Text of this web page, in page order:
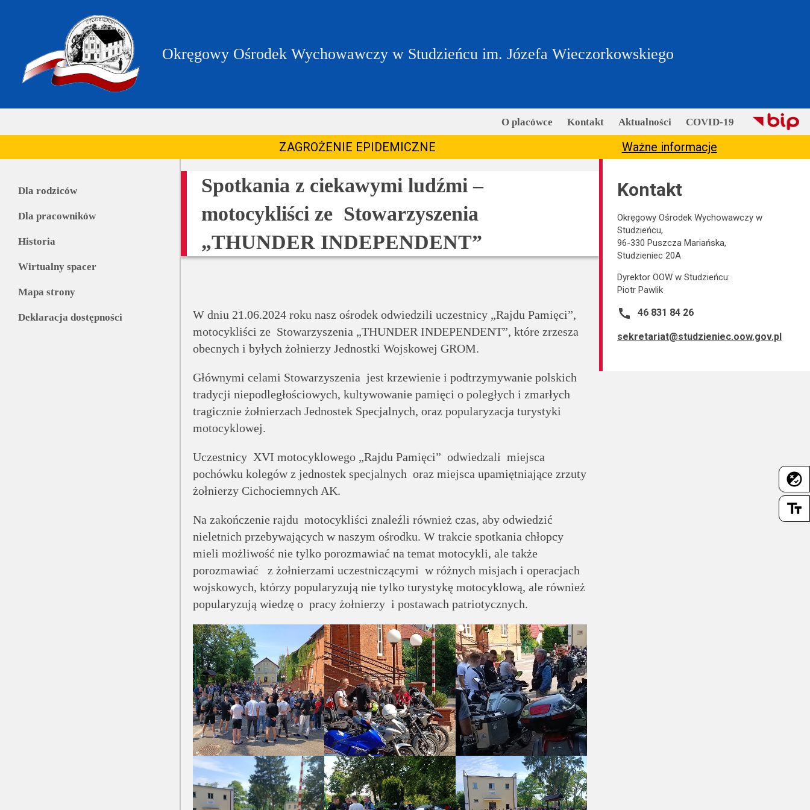
flaky
text_fields
Okręgowy Ośrodek Wychowawczy w Studzieńcu im. Józefa Wieczorkowskiego
O placówce Kontakt Aktualności COVID-19
ZAGROŻENIE EPIDEMICZNE Ważne informacje
Dla rodziców
Dla pracowników
Historia
Wirtualny spacer
Mapa strony
Deklaracja dostępności
Spotkania z ciekawymi ludźmi –
motocykliści ze Stowarzyszenia
„THUNDER INDEPENDENT”
W dniu 21.06.2024 roku nasz ośrodek odwiedzili uczestnicy „Rajdu Pamięci”,
motocykliści ze Stowarzyszenia „THUNDER INDEPENDENT”, które zrzesza
obecnych i byłych żołnierzy Jednostki Wojskowej GROM.
Głównymi celami Stowarzyszenia jest krzewienie i podtrzymywanie polskich
tradycji niepodległościowych, kultywowanie pamięci o poległych i zmarłych
tragicznie żołnierzach Jednostek Specjalnych, oraz popularyzacja turystyki
motocyklowej.
Uczestnicy XVI motocyklowego „Rajdu Pamięci” odwiedzali miejsca
pochówku kolegów z jednostek specjalnych oraz miejsca upamiętniające zrzuty
żołnierzy Cichociemnych AK.
Na zakończenie rajdu motocykliści znaleźli również czas, aby odwiedzić
nieletnich przebywających w naszym ośrodku. W trakcie spotkania chłopcy
mieli możliwość nie tylko porozmawiać na temat motocykli, ale także
porozmawiać z żołnierzami uczestniczącymi w różnych misjach i operacjach
wojskowych, którzy popularyzują nie tylko turystykę motocyklową, ale również
popularyzują wiedzę o pracy żołnierzy i postawach patriotycznych.
Kontakt
Okręgowy Ośrodek Wychowawczy w
Studzieńcu,
96-330 Puszcza Mariańska,
Studzieniec 20A
Dyrektor OOW w Studzieńcu:
Piotr Pawlik
call 46 831 84 26
sekretariat@studzieniec.oow.gov.pl